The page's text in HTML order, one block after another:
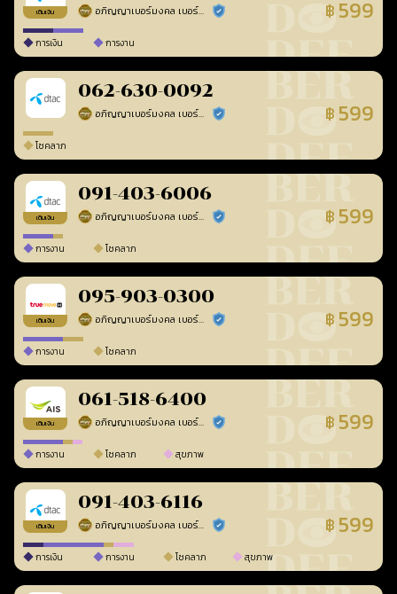
เติมเงิน อภิญญาเบอร์มงคล เบอร์สวยเลขศาสตร์ ร้านยืนยันแล้ว ฿ 599
การเงิน การงาน
062-630-0092
อภิญญาเบอร์มงคล เบอร์สวยเลขศาสตร์ ร้านยืนยันแล้ว ฿ 599
โชคลาภ
เติมเงิน
091-403-6006
อภิญญาเบอร์มงคล เบอร์สวยเลขศาสตร์ ร้านยืนยันแล้ว ฿ 599
การงาน โชคลาภ
เติมเงิน
095-903-0300
อภิญญาเบอร์มงคล เบอร์สวยเลขศาสตร์ ร้านยืนยันแล้ว ฿ 599
การงาน โชคลาภ
เติมเงิน
061-518-6400
อภิญญาเบอร์มงคล เบอร์สวยเลขศาสตร์ ร้านยืนยันแล้ว ฿ 599
การงาน โชคลาภ สุขภาพ
เติมเงิน
091-403-6116
อภิญญาเบอร์มงคล เบอร์สวยเลขศาสตร์ ร้านยืนยันแล้ว ฿ 599
การเงิน การงาน โชคลาภ สุขภาพ